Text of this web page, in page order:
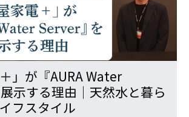
」が『AURA Water
示する理由｜天然水と暮ら
フスタイル